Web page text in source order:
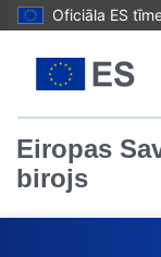
Oficiāla ES
Eiropas
birojs